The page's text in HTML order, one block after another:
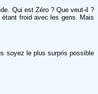
Qui est Zéro ? Que veut-il ?
froid avec les gens. Mais
soyez le plus surpris possible